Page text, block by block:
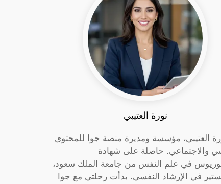
نورة العتيبي
العتيبي، مؤسسة ومديرة منصة جوا للمحتوى
والاجتماعي. حاصلة على شهادة
في علم النفس من جامعة الملك سعود،
في الإرشاد النفسي. بدأت رحلتي مع جوا